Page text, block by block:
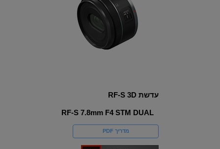
עדשת RF-S 3D
RF-S 7.8mm F4 STM DUAL
מדריך PDF